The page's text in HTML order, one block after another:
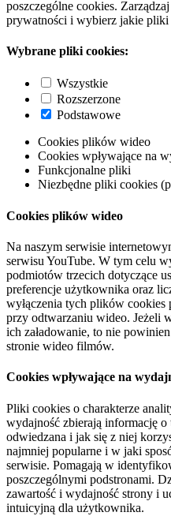
poszczególne cookies.
prywatności i wybierz jakie pliki
Wybrane pliki cookies:
Wszystkie
Rozszerzone
Podstawowe
Cookies plików wideo
Cookies wpływające na
Funkcjonalne pliki
Niezbędne pliki cookies
Cookies plików wideo
Na naszym serwisie
serwisu YouTube. W tym celu
podmiotów trzecich dotyczące
preferencje użytkownika oraz
wyłączenia tych plików cookies
przy odtwarzaniu wideo. Jeżeli
ich załadowanie, to nie
stronie wideo filmów.
Cookies wpływające na
Pliki cookies o charakterze
wydajność zbierają informację o
odwiedzana i jak się z niej
najmniej popularne i w jaki
serwisie. Pomagają w
poszczególnymi podstronami.
zawartość i wydajność strony i
intuicyjną dla użytkownika.